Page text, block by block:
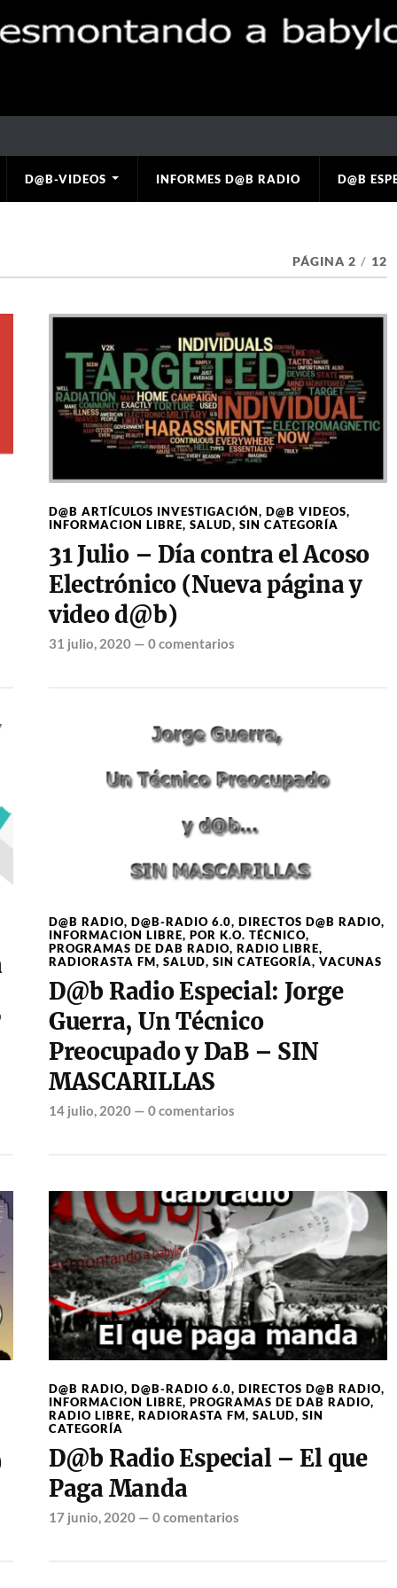
D@B-VIDEOS INFORMES D@B RADIO D@B
PÁGINA 2 / 12
D@B ARTÍCULOS INVESTIGACIÓN, D@B VIDEOS,
INFORMACION LIBRE, SALUD, SIN CATEGORÍA
31 Julio – Día contra el Acoso
Electrónico (Nueva página y
video d@b)
31 julio, 2020— 0 comentarios
D@B RADIO, D@B-RADIO 6.0, DIRECTOS D@B RADIO,
INFORMACION LIBRE, POR K.O. TÉCNICO,
PROGRAMAS DE DAB RADIO, RADIO LIBRE,
RADIORASTA FM, SALUD, SIN CATEGORÍA, VACUNAS
D@b Radio Especial: Jorge
Guerra, Un Técnico
Preocupado y DaB – SIN
MASCARILLAS
14 julio, 2020— 0 comentarios
D@B RADIO, D@B-RADIO 6.0, DIRECTOS D@B RADIO,
INFORMACION LIBRE, PROGRAMAS DE DAB RADIO,
RADIO LIBRE, RADIORASTA FM, SALUD, SIN
CATEGORÍA
D@b Radio Especial – El que
Paga Manda
17 junio, 2020— 0 comentarios